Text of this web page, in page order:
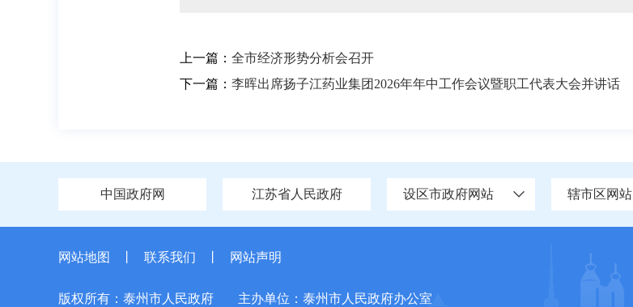
上一篇： 全市经济形势分析会召开
下一篇： 李晖出席扬子江药业集团2026年年中工作会议暨职工代表大会并讲话
中国政府网 江苏省人民政府 设区市政府网站 辖市区网站
网站地图 联系我们 网站声明
版权所有：泰州市人民政府 主办单位：泰州市人民政府办公室